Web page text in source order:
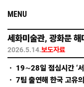
content
MENU
세화미술관, 광화문 해
보도자료
2026.5.14.
ㆍ 19∼28일 점심시간 ‘
ㆍ 7팀 출연해 한국 고유